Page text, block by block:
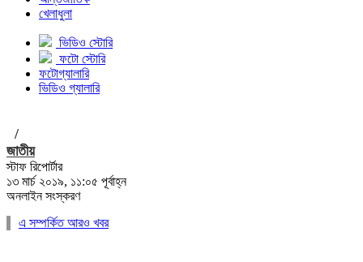
খেলাধুলা
ভিডিও স্টোরি
ফটো স্টোরি
ফটোগ্যালারি
ভিডিও গ্যালারি
/
জাতীয়
স্টাফ রিপোর্টার
১৩ মার্চ ২০১৯, ১১:০৫ পূর্বাহ্ন
অনলাইন সংস্করণ
এ সম্পর্কিত আরও খবর